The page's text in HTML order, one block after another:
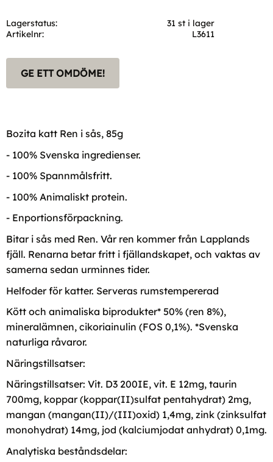
Lagerstatus
31 st i lager
Artikelnr
L3611
GE ETT OMDÖME!
Bozita katt Ren i sås, 85g
- 100% Svenska ingredienser.
- 100% Spannmålsfritt.
- 100% Animaliskt protein.
- Enportionsförpackning.
Bitar i sås med Ren. Vår ren kommer från Lapplands
fjäll. Renarna betar fritt i fjällandskapet, och vaktas av
samerna sedan urminnes tider.
Helfoder för katter. Serveras rumstempererad
Kött och animaliska biprodukter* 50% (ren 8%),
mineralämnen, cikoriainulin (FOS 0,1%). *Svenska
naturliga råvaror.
Näringstillsatser:
Näringstillsatser: Vit. D3 200IE, vit. E 12mg, taurin
700mg, koppar (koppar(II)sulfat pentahydrat) 2mg,
mangan (mangan(II)/(III)oxid) 1,4mg, zink (zinksulfat
monohydrat) 14mg, jod (kalciumjodat anhydrat) 0,1mg.
Analytiska beståndsdelar: